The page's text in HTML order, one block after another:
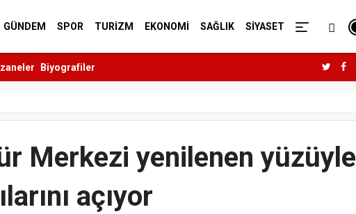
GÜNDEM SPOR TURİZM EKONOMİ SAĞLIK SİYASET
Biyografiler
Merkezi yenilenen yüzüyle
açıyor